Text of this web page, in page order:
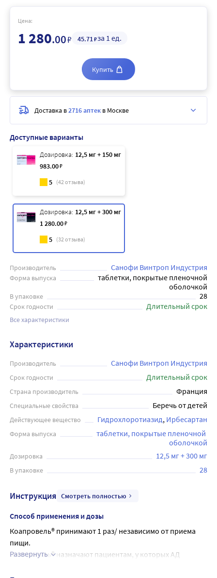
Доступные варианты
Дозировка: 12,5 мг + 150 мг
983.00₽
5 (42отзыва)
Дозировка: 12,5 мг + 300 мг
1 280.00₽
5 (32отзыва)
Производитель Санофи Винтроп Индустрия
Форма выпуска
таблетки, покрытые пленочной
оболочкой
В упаковке 28
Срок годности Длительный срок
Все характеристики
Цена:
1 280.00₽ 45.71 ₽за 1 ед.
Купить
Доставка в2716 аптек в Москве
Характеристики
Производитель Санофи Винтроп Индустрия
Срок годности Длительный срок
Страна производитель Франция
Специальные свойства Беречь от детей
Действующее вещество Гидрохлоротиазид Ирбесартан
Форма выпуска
таблетки, покрытые пленочной
оболочкой
Дозировка 12,5 мг + 300 мг
В упаковке 28
Инструкция Смотреть полностью
Способ применения и дозы
Коапровель® принимают 1 раз/ независимо от приема
пищи.
Коапровель® назначают пациентам, у которых АД
Развернуть